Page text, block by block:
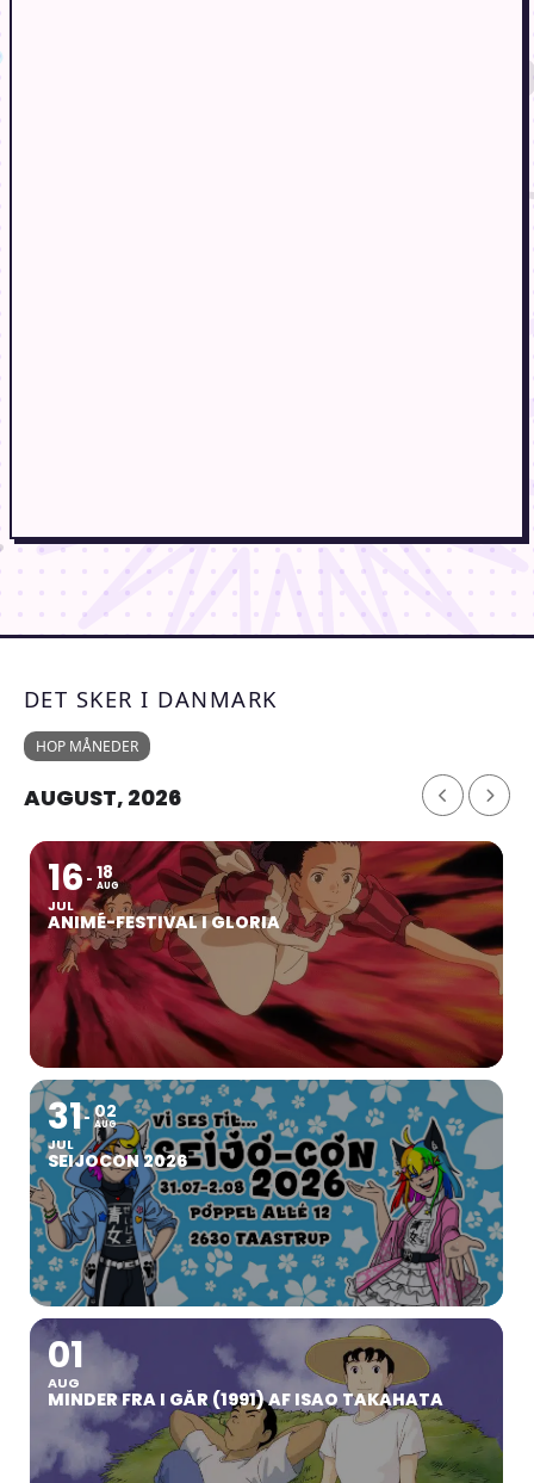
DET SKER I DANMARK
HOP MÅNEDER
AUGUST, 2026
16
JUL
18
AUG
ANIMÉ-FESTIVAL I GLORIA
31
JUL
02
AUG
SEIJOCON 2026
01
AUG
MINDER FRA I GÅR (1991) AF ISAO TAKAHATA